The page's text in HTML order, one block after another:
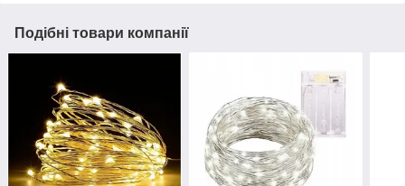
Подібні товари компанії